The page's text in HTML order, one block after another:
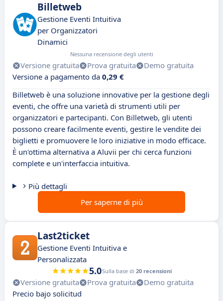
Billetweb
Gestione Eventi Intuitiva
per Organizzatori
Dinamici
Nessuna recensione degli utenti
Versione gratuita Prova gratuita
Demo gratuita
Versione a pagamento da 0,29 €
Billetweb è una soluzione innovative per la gestione degli
eventi, che offre una varietà di strumenti utili per
organizzatori e partecipanti. Con Billetweb, gli utenti
possono creare facilmente eventi, gestire le vendite dei
biglietti e promuovere le loro iniziative in modo efficace.
È un'ottima alternativa a Aluvii per chi cerca funzioni
complete e un'interfaccia intuitiva.
Più dettagli
Per saperne di più
Last2ticket
Gestione Eventi Intuitiva e
Personalizzata
5.0Sulla base di 20 recensioni
Versione gratuita Prova gratuita
Demo gratuita
Precio bajo solicitud